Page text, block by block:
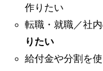
作りたい
転職・就職／社
りたい
給付金や分割を